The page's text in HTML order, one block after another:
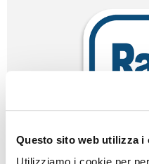
Questo sito web utilizza i